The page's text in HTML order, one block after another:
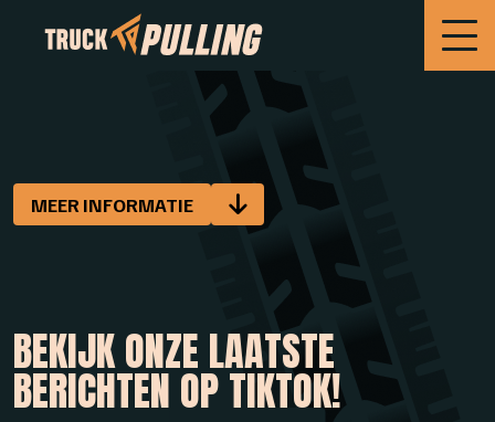
MEER INFORMATIE
BEKIJK ONZE LAATSTE
BERICHTEN OP TIKTOK!